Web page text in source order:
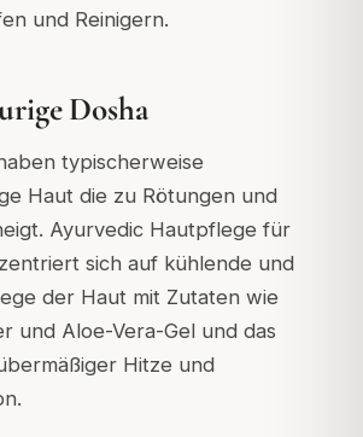
und Reinigern.
Dosha
typischerweise
Haut die zu Rötungen und
Ayurvedic Hautpflege für
sich auf kühlende und
der Haut mit Zutaten wie
und Aloe-Vera-Gel und das
Hitze und